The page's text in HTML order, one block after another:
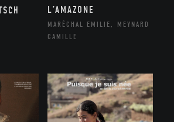
L’AMAZONE
MARÉCHAL EMILIE, MEYNARD
CAMILLE